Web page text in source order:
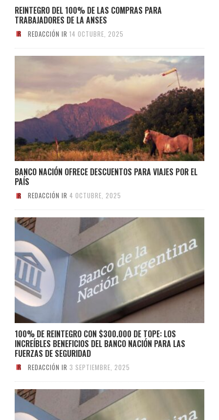
REINTEGRO DEL 100% DE LAS COMPRAS PARA
TRABAJADORES DE LA ANSES
REDACCIÓN IR 14 OCTUBRE, 2025
BANCO NACIÓN OFRECE DESCUENTOS PARA VIAJES POR EL
PAÍS
REDACCIÓN IR 4 OCTUBRE, 2025
100% DE REINTEGRO CON $300.000 DE TOPE: LOS
INCREÍBLES BENEFICIOS DEL BANCO NACIÓN PARA LAS
FUERZAS DE SEGURIDAD
REDACCIÓN IR 3 SEPTIEMBRE, 2025